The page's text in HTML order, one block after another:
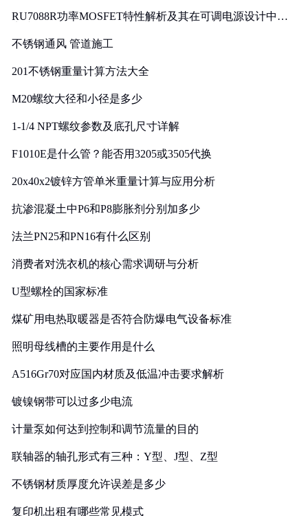
RU7088R功率MOSFET特性解析及其在可调电源设计中的
不锈钢通风 管道施工
201不锈钢重量计算方法大全
M20螺纹大径和小径是多少
1-1/4 NPT螺纹参数及底孔尺寸详解
F1010E是什么管？能否用3205或3505代换
20x40x2镀锌方管单米重量计算与应用分析
抗渗混凝土中P6和P8膨胀剂分别加多少
法兰PN25和PN16有什么区别
消费者对洗衣机的核心需求调研与分析
U型螺栓的国家标准
煤矿用电热取暖器是否符合防爆电气设备标准
照明母线槽的主要作用是什么
A516Gr70对应国内材质及低温冲击要求解析
镀镍钢带可以过多少电流
计量泵如何达到控制和调节流量的目的
联轴器的轴孔形式有三种：Y型、J型、Z型
不锈钢材质厚度允许误差是多少
复印机出租有哪些常见模式